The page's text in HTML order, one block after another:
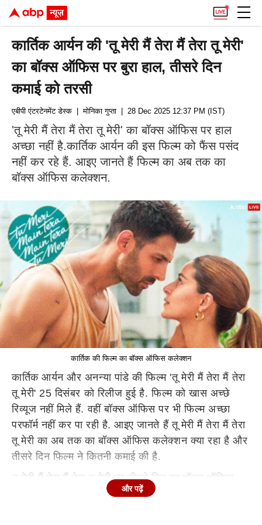
कार्तिक आर्यन की 'तू मेरी मैं तेरा मैं तेरा तू मेरी'
का बॉक्स ऑफिस पर बुरा हाल, तीसरे दिन
कमाई को तरसी
एबीपी एंटरटेनमेंट डेस्क | मोनिका गुप्ता | 28 Dec 2025 12:37 PM (IST)
'तू मेरी मैं तेरा मैं तेरा तू मेरी' का बॉक्स ऑफिस पर हाल
अच्छा नहीं है.कार्तिक आर्यन की इस फिल्म को फैंस पसंद
नहीं कर रहे हैं. आइए जानते हैं फिल्म का अब तक का
बॉक्स ऑफिस कलेक्शन.
कार्तिक की फिल्म का बॉक्स ऑफिस कलेक्शन
कार्तिक आर्यन और अनन्या पांडे की फिल्म 'तू मेरी मैं तेरा मैं तेरा
तू मेरी' 25 दिसंबर को रिलीज हुई है. फिल्म को खास अच्छे
रिव्यूज नहीं मिले हैं. वहीं बॉक्स ऑफिस पर भी फिल्म अच्छा
परफॉर्म नहीं कर पा रही है. आइए जानते हैं तू मेरी मैं तेरा मैं तेरा
तू मेरी का अब तक का बॉक्स ऑफिस कलेक्शन क्या रहा है और
तीसरे दिन फिल्म ने कितनी कमाई की है.
तू मेरी मैं तेरा मैं तेरा तू मेरी का तीसरे दिन का बॉक्स ऑफिस
और पढ़ें